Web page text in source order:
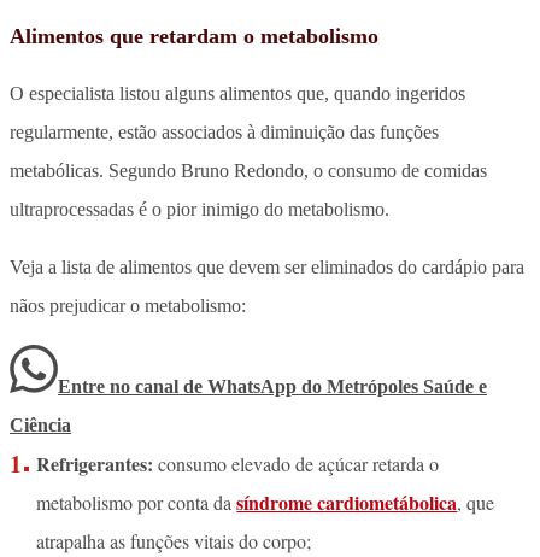
Alimentos que retardam o metabolismo
O especialista listou alguns alimentos que, quando ingeridos
regularmente, estão associados à diminuição das funções
metabólicas. Segundo Bruno Redondo, o consumo de comidas
ultraprocessadas é o pior inimigo do metabolismo.
Veja a lista de alimentos que devem ser eliminados do cardápio para
nãos prejudicar o metabolismo:
Entre no canal de WhatsApp do Metrópoles Saúde e
Ciência
Refrigerantes: consumo elevado de açúcar retarda o
metabolismo por conta dasíndrome cardiometábolica, que
atrapalha as funções vitais do corpo;